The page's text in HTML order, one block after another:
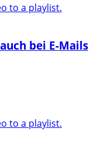
to a playlist.
bei E-Mails
to a playlist.